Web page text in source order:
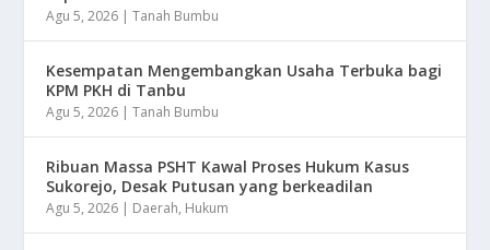
Agu 5, 2026 |Tanah Bumbu
Kesempatan Mengembangkan Usaha Terbuka bagi
KPM PKH di Tanbu
Agu 5, 2026 |Tanah Bumbu
Ribuan Massa PSHT Kawal Proses Hukum Kasus
Sukorejo, Desak Putusan yang berkeadilan
Agu 5, 2026 | Daerah, Hukum